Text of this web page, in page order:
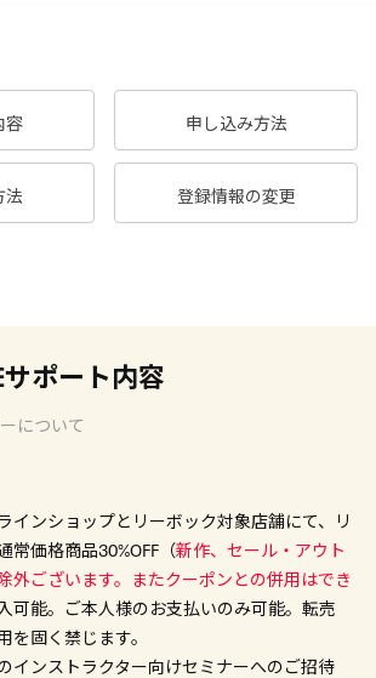
容 申し込み方法
法 登録情報の変更
ポート内容
について
インショップとリーボック対象店舗にて、リ
常価格商品30%OFF（新作、セール・アウト
外ございます。またクーポンとの併用はでき
可能。ご本人様のお支払いのみ可能。転売
を固く禁じます。
インストラクター向けセミナーへのご招待